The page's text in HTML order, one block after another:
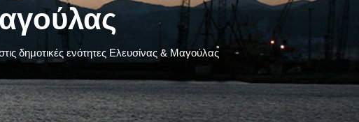
δημοτικές ενότητες Ελευσίνας & Μαγούλας